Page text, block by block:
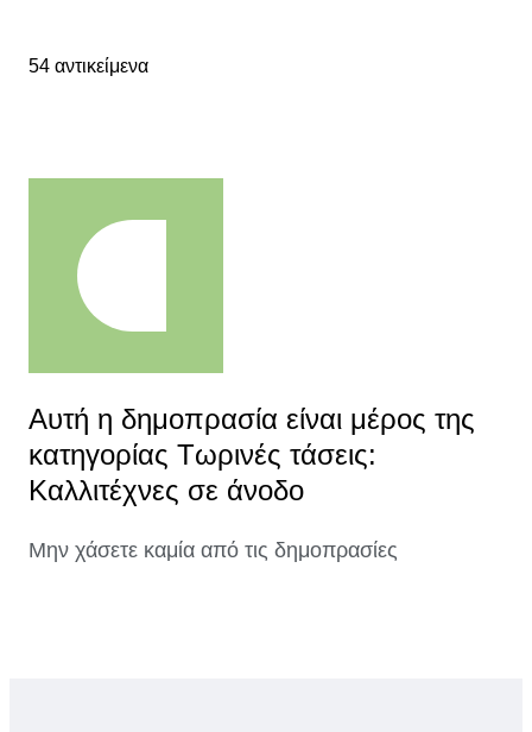
54 αντικείμενα
Αυτή η δημοπρασία είναι μέρος της
κατηγορίας Τωρινές τάσεις:
Καλλιτέχνες σε άνοδο
Μην χάσετε καμία από τις δημοπρασίες